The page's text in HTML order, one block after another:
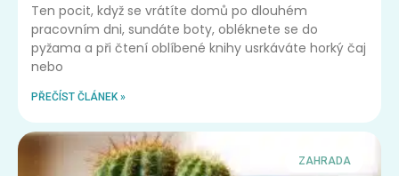
Ten pocit, když se vrátíte domů po dlouhém
pracovním dni, sundáte boty, obléknete se do
pyžama a při čtení oblíbené knihy usrkáváte horký čaj
nebo
PŘEČÍST ČLÁNEK »
ZAHRADA